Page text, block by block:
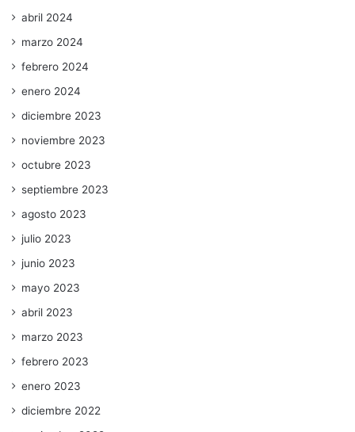
abril 2024
marzo 2024
febrero 2024
enero 2024
diciembre 2023
noviembre 2023
octubre 2023
septiembre 2023
agosto 2023
julio 2023
junio 2023
mayo 2023
abril 2023
marzo 2023
febrero 2023
enero 2023
diciembre 2022